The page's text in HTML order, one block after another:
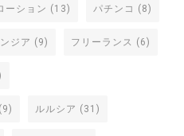
ーション (13) パチンコ (8)
ジア (9) フリーランス (6)
(9) ルルシア (31)